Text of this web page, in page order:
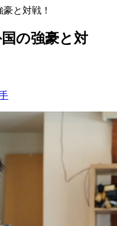
と対戦！
の強豪と対